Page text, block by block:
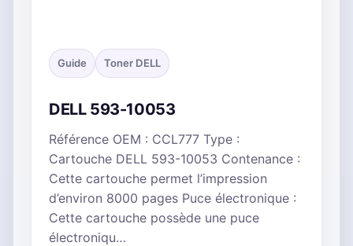
Guide Toner DELL
DELL 593-10053
Référence OEM : CCL777 Type :
Cartouche DELL 593-10053 Contenance :
Cette cartouche permet l’impression
d’environ 8000 pages Puce électronique :
Cette cartouche possède une puce
électroniqu…